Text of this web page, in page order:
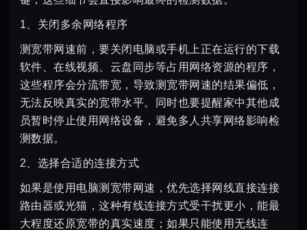
1、关闭多余网络程序
测宽带网速前，要关闭电脑或手机上正在运行的下载
软件、在线视频、云盘同步等占用网络资源的程序，
这些程序会分流带宽，导致测宽带网速的结果偏低，
无法反映真实的宽带水平。同时也要提醒家中其他成
员暂时停止使用网络设备，避免多人共享网络影响检
测数据。
2、选择合适的连接方式
如果是使用电脑测宽带网速，优先选择网线直接连接
路由器或光猫，这种有线连接方式受干扰更小，能最
大程度还原宽带的真实速度；如果只能使用无线连